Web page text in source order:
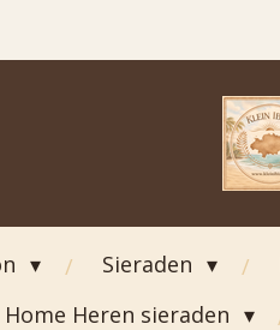
Sieraden
Home Heren sieraden